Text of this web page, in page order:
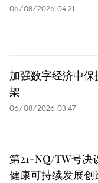
06/08/2026 04:21
加强数字经济中
架
06/08/2026 03:47
第21-NQ/TW号决
健康可持续发展创